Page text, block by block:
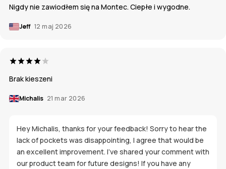
Nigdy nie zawiodłem się na Montec. Ciepłe i wygodne.
Jeff 12 maj 2026
Brak kieszeni
Michalis 21 mar 2026
Hey Michalis, thanks for your feedback! Sorry to hear the
lack of pockets was disappointing, I agree that would be
an excellent improvement. I’ve shared your comment with
our product team for future designs! If you have any